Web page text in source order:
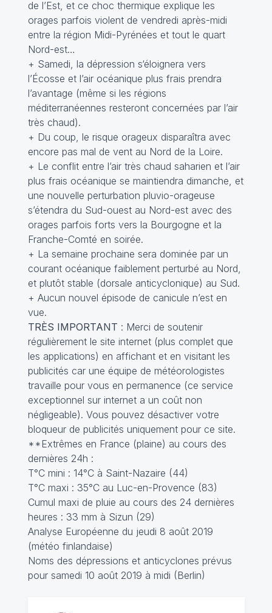
de l’Est, et ce choc thermique explique les
orages parfois violent de vendredi après-midi
entre la région Midi-Pyrénées et tout le quart
Nord-est…
+ Samedi, la dépression s‘éloignera vers
l’Écosse et l’air océanique plus frais prendra
l’avantage (même si les régions
méditerranéennes resteront concernées par l’air
très chaud).
+ Du coup, le risque orageux disparaîtra avec
encore pas mal de vent au Nord de la Loire.
+ Le conflit entre l’air très chaud saharien et l’air
plus frais océanique se maintiendra dimanche, et
une nouvelle perturbation pluvio-orageuse
s’étendra du Sud-ouest au Nord-est avec des
orages parfois forts vers la Bourgogne et la
Franche-Comté en soirée.
+ La semaine prochaine sera dominée par un
courant océanique faiblement perturbé au Nord,
et plutôt stable (dorsale anticyclonique) au Sud.
+ Aucun nouvel épisode de canicule n’est en
vue.
TRÈS IMPORTANT : Merci de soutenir
régulièrement le site internet (plus complet que
les applications) en affichant et en visitant les
publicités car une équipe de météorologistes
travaille pour vous en permanence (ce service
exceptionnel sur internet a un coût non
négligeable). Vous pouvez désactiver votre
bloqueur de publicités uniquement pour ce site.
**Extrêmes en France (plaine) au cours des
dernières 24h :
T°C mini : 14°C à Saint-Nazaire (44)
T°C maxi : 35°C au Luc-en-Provence (83)
Cumul maxi de pluie au cours des 24 dernières
heures : 33 mm à Sizun (29)
Analyse Européenne du jeudi 8 août 2019
(météo finlandaise)
Noms des dépressions et anticyclones prévus
pour samedi 10 août 2019 à midi (Berlin)